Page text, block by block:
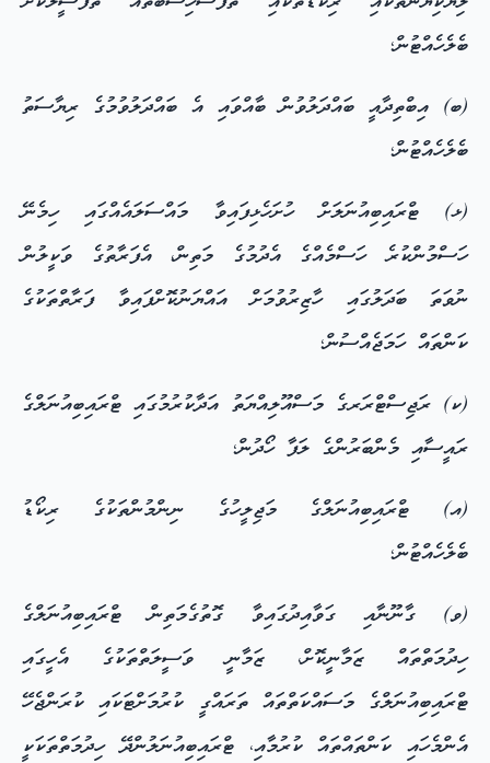
ބެލެހެއްޓުން؛
(ބ) އިބްތިދާއީ ބައްދަލުވުން ބާއްވައި އެ ބައްދަލުވުމުގެ ރިޔާސަތު
ބެލެހެއްޓުން؛
(ޅ) ޓްރައިބިއުނަލަށް ހުށަހެޅިފައިވާ މައްސަލައެއްގައި ހިމެނޭ
ހަސްމުންކުރެ ހަސްމެއްގެ އެދުމުގެ މަތިން، އެފަރާތުގެ ވަކީލުން
ނުވަތަ ބަދަލުގައި ހާޒިރުވުމަށް އައްޔަނުކޮށްފައިވާ ފަރާތްތަކުގެ
ކަންތައް ހަމަޖެއްސުން؛
(ކ) ރަޖިސްޓްރަރގެ މަސްއޫލިއްޔަތު އަދާކުރުމުގައި ޓްރައިބިއުނަލްގެ
ރައީސާއި މެންބަރުންގެ ލަފާ ހޯދުން؛
(އ) ޓްރައިބިއުނަލްގެ މަޖިލީހުގެ ނިންމުންތަކުގެ ރިކޯޑު
ބެލެހެއްޓުން؛
(ވ) ގާނޫނާއި ގަވާއިދުގައިވާ ގޮތުގެމަތިން ޓްރައިބިއުނަލްގެ
ހިދުމަތްތައް ޒަމާނީކޮށް، ޒަމާނީ ވަސީލަތްތަކުގެ އެހީގައި
ޓްރައިބިއުނަލްގެ މަސައްކަތްތައް ތަރައްގީ ކުރުމަށްޓަކައި ކުރަންޖެހޭ
އެންމެހައި ކަންތައްތައް ކުރުމާއި، ޓްރައިބިއުނަލުންދޭ ހިދުމަތްތަކަކީ